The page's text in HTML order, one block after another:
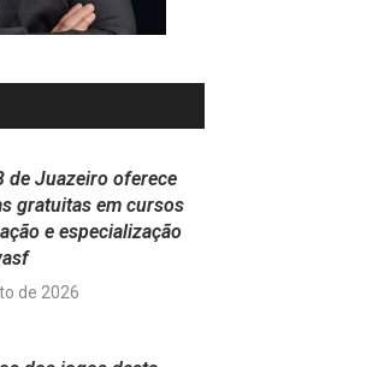
de Juazeiro oferece
gratuitas em cursos
e especialização
de 2026